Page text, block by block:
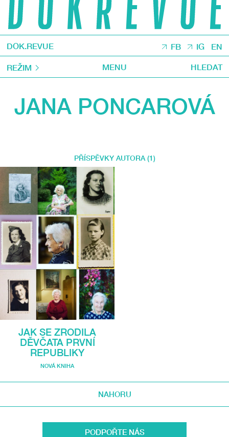
DOK.REVUE FB IG EN
REŽIM MENU HLEDAT
JANA PONCAROVÁ
PŘÍSPĚVKY AUTORA (1)
JAK SE ZRODILA
DĚVČATA PRVNÍ
REPUBLIKY
NOVÁ KNIHA
NAHORU
PODPOŘTE NÁS